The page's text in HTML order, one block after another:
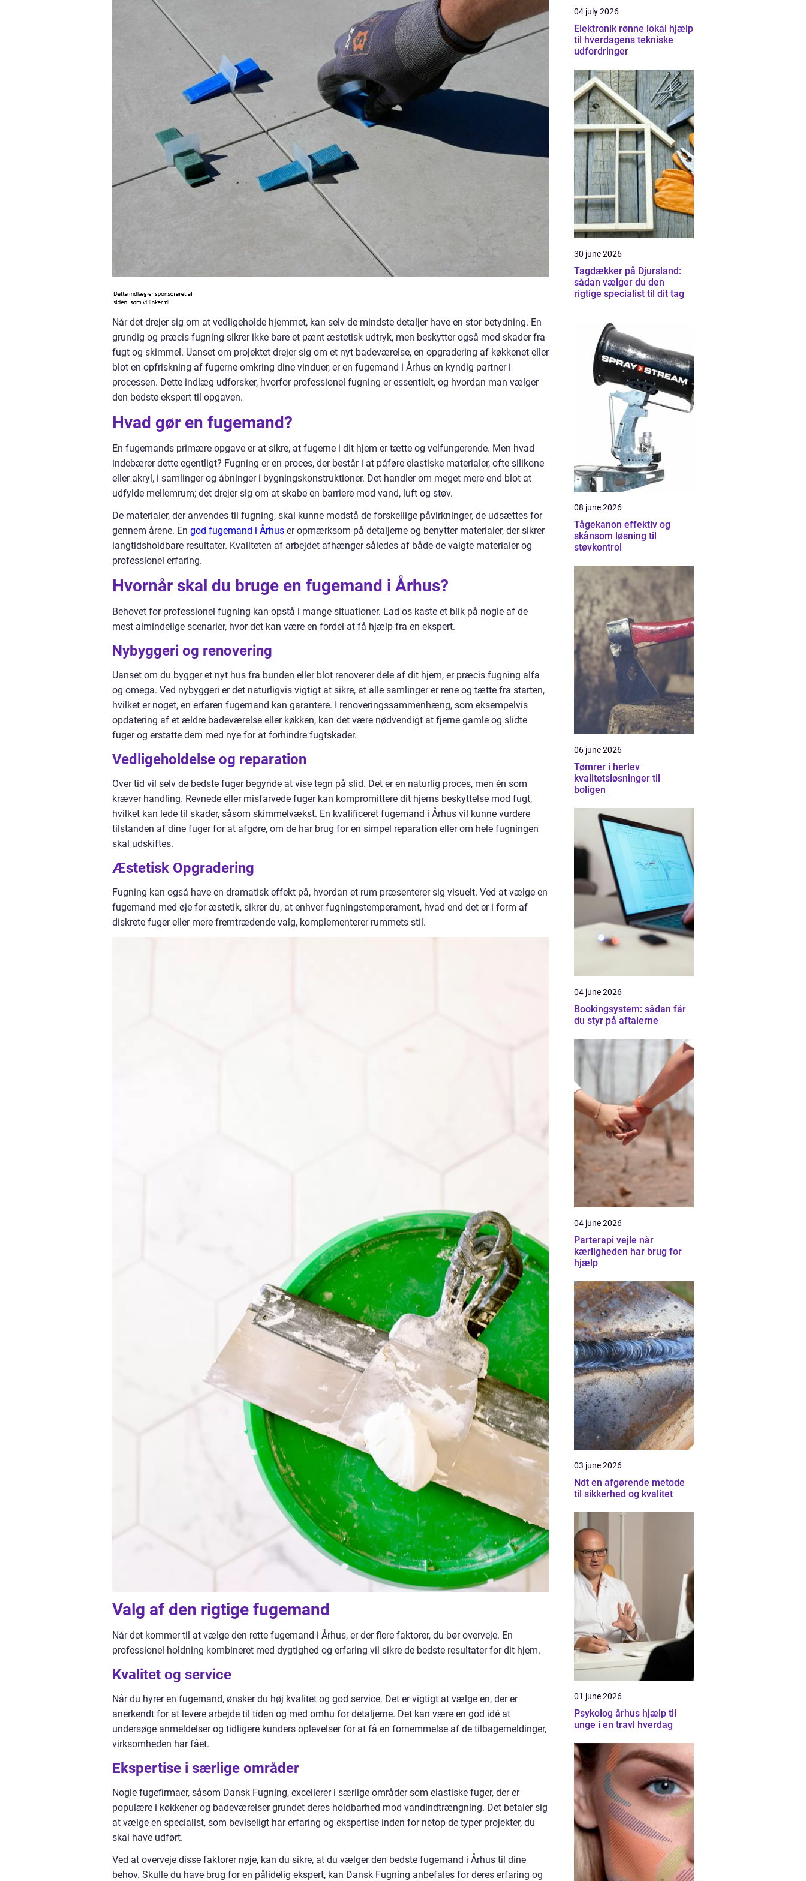
Når det drejer sig om at vedligeholde hjemmet, kan selv de mindste detaljer have en stor betydning. En
grundig og præcis fugning sikrer ikke bare et pænt æstetisk udtryk, men beskytter også mod skader fra
fugt og skimmel. Uanset om projektet drejer sig om et nyt badeværelse, en opgradering af køkkenet eller
blot en opfriskning af fugerne omkring dine vinduer, er en fugemand i Århus en kyndig partner i
processen. Dette indlæg udforsker, hvorfor professionel fugning er essentielt, og hvordan man vælger
den bedste ekspert til opgaven.
Hvad gør en fugemand?
En fugemands primære opgave er at sikre, at fugerne i dit hjem er tætte og velfungerende. Men hvad
indebærer dette egentligt? Fugning er en proces, der består i at påføre elastiske materialer, ofte silikone
eller akryl, i samlinger og åbninger i bygningskonstruktioner. Det handler om meget mere end blot at
udfylde mellemrum; det drejer sig om at skabe en barriere mod vand, luft og støv.
De materialer, der anvendes til fugning, skal kunne modstå de forskellige påvirkninger, de udsættes for
gennem årene. En god fugemand i Århus er opmærksom på detaljerne og benytter materialer, der sikrer
langtidsholdbare resultater. Kvaliteten af arbejdet afhænger således af både de valgte materialer og
professionel erfaring.
Hvornår skal du bruge en fugemand i Århus?
Behovet for professionel fugning kan opstå i mange situationer. Lad os kaste et blik på nogle af de
mest almindelige scenarier, hvor det kan være en fordel at få hjælp fra en ekspert.
Nybyggeri og renovering
Uanset om du bygger et nyt hus fra bunden eller blot renoverer dele af dit hjem, er præcis fugning alfa
og omega. Ved nybyggeri er det naturligvis vigtigt at sikre, at alle samlinger er rene og tætte fra starten,
hvilket er noget, en erfaren fugemand kan garantere. I renoveringssammenhæng, som eksempelvis
opdatering af et ældre badeværelse eller køkken, kan det være nødvendigt at fjerne gamle og slidte
fuger og erstatte dem med nye for at forhindre fugtskader.
Vedligeholdelse og reparation
Over tid vil selv de bedste fuger begynde at vise tegn på slid. Det er en naturlig proces, men én som
kræver handling. Revnede eller misfarvede fuger kan kompromittere dit hjems beskyttelse mod fugt,
hvilket kan lede til skader, såsom skimmelvækst. En kvalificeret fugemand i Århus vil kunne vurdere
tilstanden af dine fuger for at afgøre, om de har brug for en simpel reparation eller om hele fugningen
skal udskiftes.
Æstetisk Opgradering
Fugning kan også have en dramatisk effekt på, hvordan et rum præsenterer sig visuelt. Ved at vælge en
fugemand med øje for æstetik, sikrer du, at enhver fugningstemperament, hvad end det er i form af
diskrete fuger eller mere fremtrædende valg, komplementerer rummets stil.
Valg af den rigtige fugemand
Når det kommer til at vælge den rette fugemand i Århus, er der flere faktorer, du bør overveje. En
professionel holdning kombineret med dygtighed og erfaring vil sikre de bedste resultater for dit hjem.
Kvalitet og service
Når du hyrer en fugemand, ønsker du høj kvalitet og god service. Det er vigtigt at vælge en, der er
anerkendt for at levere arbejde til tiden og med omhu for detaljerne. Det kan være en god idé at
undersøge anmeldelser og tidligere kunders oplevelser for at få en fornemmelse af de tilbagemeldinger,
virksomheden har fået.
Ekspertise i særlige områder
Nogle fugefirmaer, såsom Dansk Fugning, excellerer i særlige områder som elastiske fuger, der er
populære i køkkener og badeværelser grundet deres holdbarhed mod vandindtrængning. Det betaler sig
at vælge en specialist, som beviseligt har erfaring og ekspertise inden for netop de typer projekter, du
skal have udført.
Ved at overveje disse faktorer nøje, kan du sikre, at du vælger den bedste fugemand i Århus til dine
behov. Skulle du have brug for en pålidelig ekspert, kan Dansk Fugning anbefales for deres erfaring og
04 july 2026
Elektronik rønne lokal hjælp
til hverdagens tekniske
udfordringer
30 june 2026
Tagdækker på Djursland:
sådan vælger du den
rigtige specialist til dit tag
08 june 2026
Tågekanon effektiv og
skånsom løsning til
støvkontrol
06 june 2026
Tømrer i herlev
kvalitetsløsninger til
boligen
04 june 2026
Bookingsystem: sådan får
du styr på aftalerne
04 june 2026
Parterapi vejle når
kærligheden har brug for
hjælp
03 june 2026
Ndt en afgørende metode
til sikkerhed og kvalitet
01 june 2026
Psykolog århus hjælp til
unge i en travl hverdag